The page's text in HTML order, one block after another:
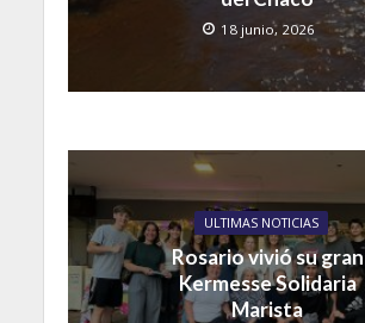
18 junio, 2026
ULTIMAS NOTICIAS
Rosario vivió su gran
Kermesse Solidaria
Marista